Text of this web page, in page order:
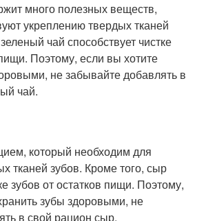
много полезных веществ,
укреплению твердых тканей
чай способствует чистке
Поэтому, если вы хотите
не забывайте добавлять в
чай.
который необходим для
тканей зубов. Кроме того, сыр
зубов от остатков пищи. Поэтому,
зубы здоровыми, не
в свой рацион сыр.